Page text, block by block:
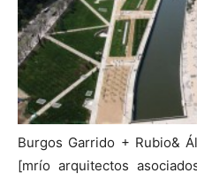
Burgos Garrido + Rubio&
[mrío arquitectos